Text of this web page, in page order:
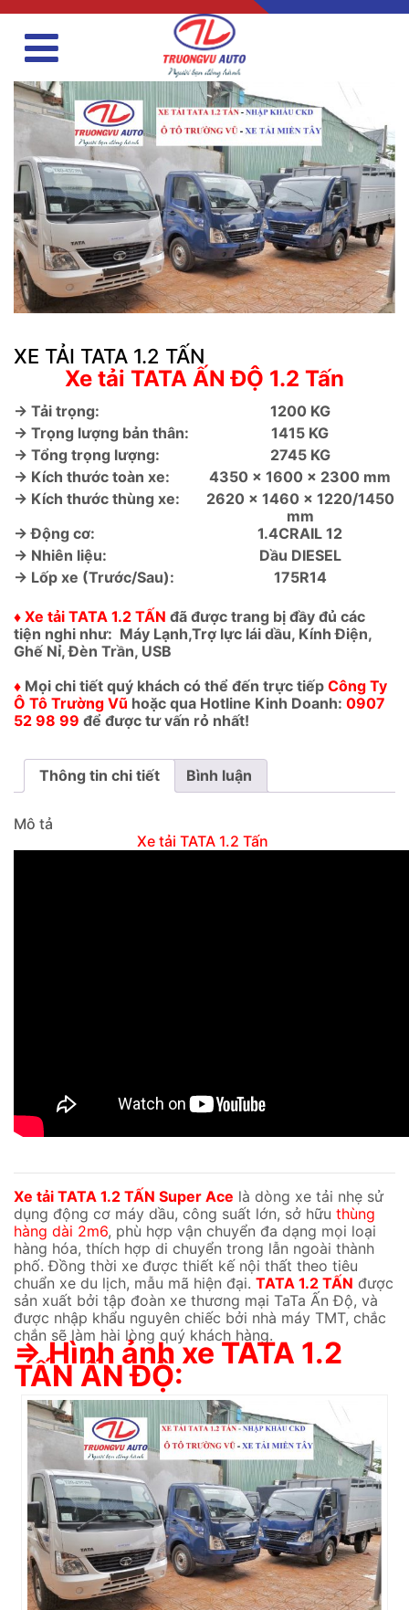
XE TẢI TATA 1.2 TẤN
Xe tải TATA ẤN ĐỘ 1.2 Tấn
→ Tải trọng:
1200 KG
→ Trọng lượng bản thân:
1415 KG
→ Tổng trọng lượng:
2745 KG
→ Kích thước toàn xe:
4350 x 1600 x 2300 mm
→ Kích thước thùng xe:
2620 x 1460 x 1220/1450
mm
→ Động cơ:
1.4CRAIL 12
→ Nhiên liệu:
Dầu DIESEL
→ Lốp xe (Trước/Sau):
175R14
♦ Xe tải TATA 1.2 TẤN đã được trang bị đầy đủ các
tiện nghi như: Máy Lạnh,Trợ lực lái dầu, Kính Điện,
Ghế Nỉ, Đèn Trần, USB
♦ Mọi chi tiết quý khách có thể đến trực tiếp Công Ty
Ô Tô Trường Vũ hoặc qua Hotline Kinh Doanh: 0907
52 98 99 để được tư vấn rỏ nhất!
Thông tin chi tiết Bình luận
Mô tả
Xe tải TATA 1.2 Tấn
Xe tải TATA 1.2 TẤN Super Ace là dòng xe tải nhẹ sử
dụng động cơ máy dầu, công suất lớn, sở hữu thùng
hàng dài 2m6, phù hợp vận chuyển đa dạng mọi loại
hàng hóa, thích hợp di chuyển trong lẫn ngoài thành
phố. Đồng thời xe được thiết kế nội thất theo tiêu
chuẩn xe du lịch, mẫu mã hiện đại. TATA 1.2 TẤN được
sản xuất bởi tập đoàn xe thương mại TaTa Ấn Độ, và
được nhập khẩu nguyên chiếc bởi nhà máy TMT, chắc
chắn sẽ làm hài lòng quý khách hàng.
⇒ Hình ảnh xe TATA 1.2
TẤN ẤN ĐỘ: